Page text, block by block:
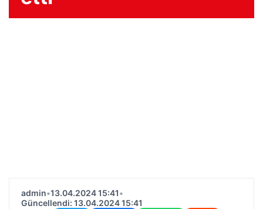
admin•13.04.2024 15:41•
Güncellendi: 13.04.2024 15:41